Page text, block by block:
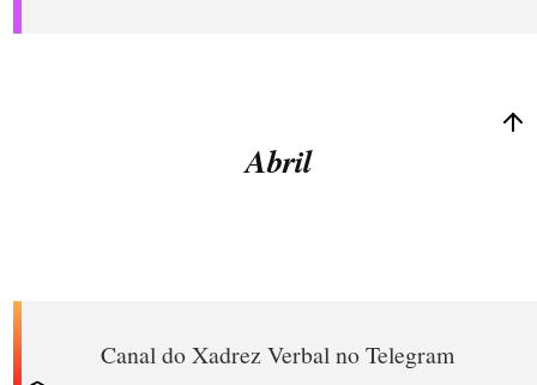
Abril
Canal do Xadrez Verbal no Telegram